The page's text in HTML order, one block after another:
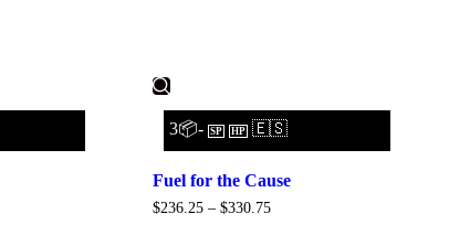
3📦- SP HP 🇪🇸
Fuel for the Cause
$236.25– $330.75